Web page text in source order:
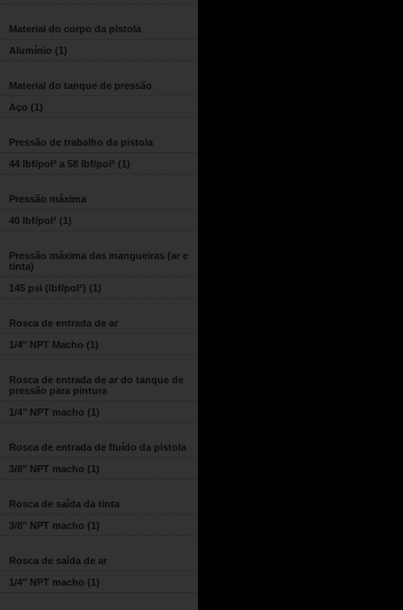
Material do corpo da pistola
Alumínio (1)
Material do tanque de pressão
Aço (1)
Pressão de trabalho da pistola
44 lbf/pol² a 58 lbf/pol² (1)
Pressão máxima
40 lbf/pol² (1)
Pressão máxima das mangueiras (ar e
tinta)
145 psi (lbf/pol²) (1)
Rosca de entrada de ar
1/4" NPT Macho (1)
Rosca de entrada de ar do tanque de
pressão para pintura
1/4" NPT macho (1)
Rosca de entrada de fluído da pistola
3/8" NPT macho (1)
Rosca de saída da tinta
3/8" NPT macho (1)
Rosca de saída de ar
1/4" NPT macho (1)